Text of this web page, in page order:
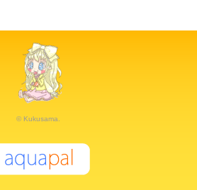
© Kukusama.